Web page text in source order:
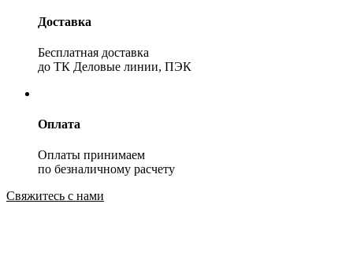
Доставка
Бесплатная доставка
до ТК Деловые линии, ПЭК
Оплата
Оплаты принимаем
по безналичному расчету
Свяжитесь с нами